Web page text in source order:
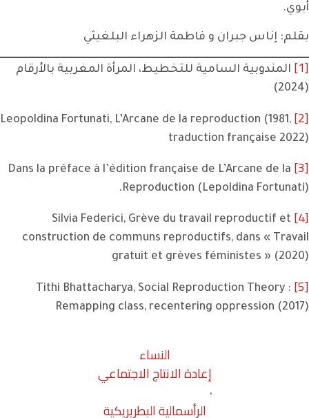
أبوي.
بقلم: إناس جبران و فاطمة الزهراء البلغيثي
[1]
المندوبية السامية للتخطيط، المرأة المغربية بالأرقام
(2024)
[2]
Leopoldina Fortunati, L’Arcane de la reproduction (1981,
traduction française 2022)
[3]
Dans la préface à l’édition française de L’Arcane de la
Reproduction (Lepoldina Fortunati).
[4]
Silvia Federici, Grève du travail reproductif et
construction de communs reproductifs, dans « Travail
gratuit et grèves féministes » (2020)
[5]
Tithi Bhattacharya, Social Reproduction Theory :
Remapping class, recentering oppression (2017)
النساء
إعادة الانتاج الاجتماعي
,
الرأسمالية البطريريكية